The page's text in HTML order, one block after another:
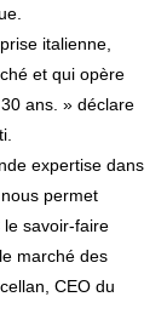
italienne,
et qui opère
ans. » déclare
expertise dans
permet
savoir-faire
marché des
CEO du